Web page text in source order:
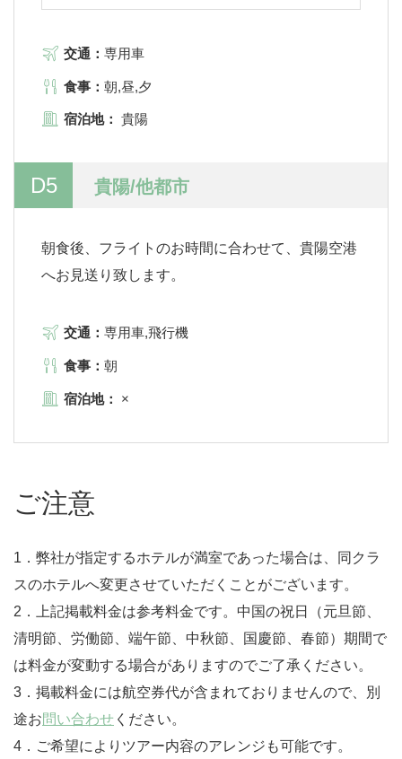
交通： 専用車
食事： 朝,昼,夕
宿泊地： 貴陽
D5 貴陽/他都市
朝食後、フライトのお時間に合わせて、貴陽空港
へお見送り致します。
交通： 専用車,飛行機
食事： 朝
宿泊地： ×
ご注意
1．弊社が指定するホテルが満室であった場合は、同クラ
スのホテルへ変更させていただくことがございます。
2．上記掲載料金は参考料金です。中国の祝日（元旦節、
清明節、労働節、端午節、中秋節、国慶節、春節）期間で
は料金が変動する場合がありますのでご了承ください。
3．掲載料金には航空券代が含まれておりませんので、別
途お問い合わせ ください。
4．ご希望によりツアー内容のアレンジも可能です。